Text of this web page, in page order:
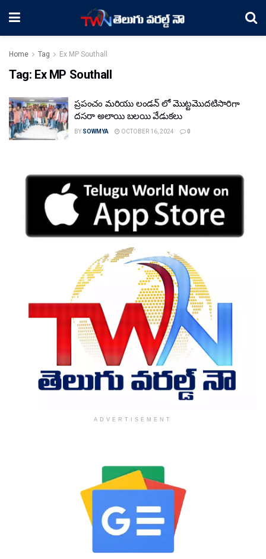
Home Tag Ex MP Southall
Tag: Ex MP Southall
ప్రపంచం మరియు లండన్ లో మొట్టమొదటిసారిగా
దసరా అలాయి బలయి వేడుకలు
BY SOWMYA OCTOBER 16, 2024 0
ADVERTISEMENT